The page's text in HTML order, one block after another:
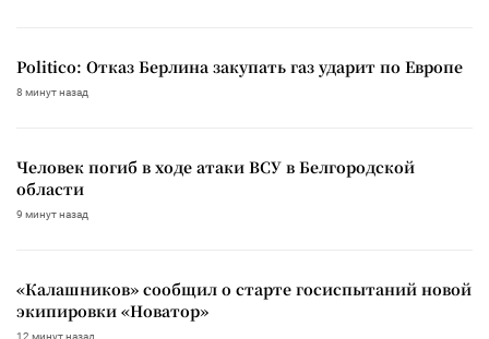
Politico: Отказ Берлина закупать газ ударит по Европе
8 минут назад
Человек погиб в ходе атаки ВСУ в Белгородской
области
9 минут назад
«Калашников» сообщил о старте госиспытаний новой
экипировки «Новатор»
12 минут назад